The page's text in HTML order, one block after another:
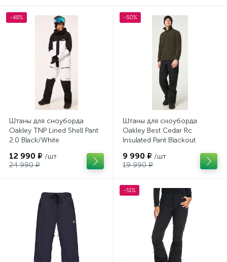
-48%
Штаны для сноуборда
Oakley TNP Lined Shell Pant
2.0 Black/White
12 990 ₽ /шт
24 990 ₽
-50%
Штаны для сноуборда
Oakley Best Cedar Rc
Insulated Pant Blackout
9 990 ₽ /шт
19 990 ₽
-51%